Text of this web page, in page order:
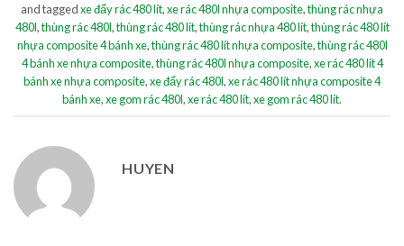
and taggedxe đẩy rác 480 lít,xe rác 480l nhựa composite,thùng rác nhựa
480l,thùng rác 480l,thùng rác 480 lít,thùng rác nhựa 480 lít,thùng rác 480 lít
nhựa composite 4 bánh xe,thùng rác 480 lít nhựa composite,thùng rác 480l
4 bánh xe nhựa composite,thùng rác 480l nhựa composite,xe rác 480 lít 4
bánh xe nhựa composite,xe đẩy rác 480l,xe rác 480 lít nhựa composite 4
bánh xe,xe gom rác 480l,xe rác 480 lít,xe gom rác 480 lít.
HUYEN